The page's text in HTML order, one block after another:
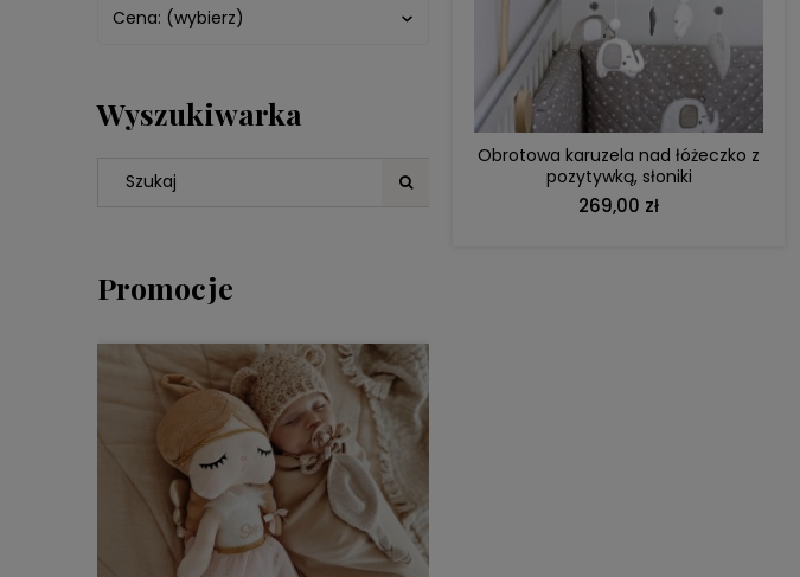
Cena: (wybierz)
Wyszukiwarka
Promocje
Obrotowa karuzela nad łóżeczko z
pozytywką, słoniki
269,00 zł
DO KOSZYKA